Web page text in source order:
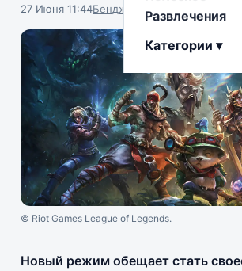
Развлечения
Категории ▾
27 Июня 11:44Бенджамин Воробьёв
© Riot Games League of Legends.
Новый режим обещает стать